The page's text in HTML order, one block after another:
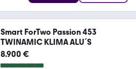
Smart ForTwo Passion 453
TWINAMIC KLIMA ALU´S
8.900 €